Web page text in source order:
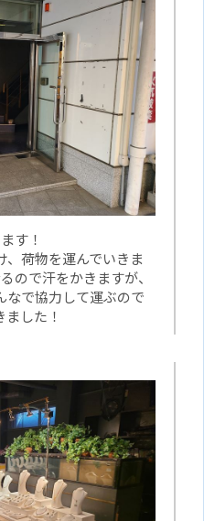
す！
、荷物を運んでいきま
ので汗をかきますが、
なで協力して運ぶので
した！